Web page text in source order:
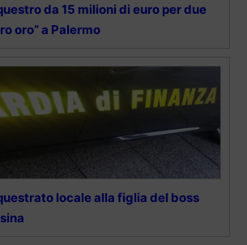
da 15 milioni di euro per due
oro” a Palermo
locale alla figlia del boss